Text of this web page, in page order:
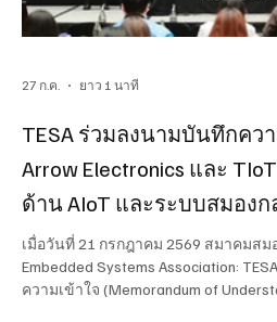
TESA ร่วมลงนามบันทึกคว
Arrow Electronics และ
ด้าน AIoT และระบบสมอง
ประเทศไทย
เมื่อวันที่ 21 กรกฎาคม 2569 สมาคมสม
Embedded Systems Association:
ความเข้าใจ (Memorandum of
27 ก.ค. ยาว 1 นาที